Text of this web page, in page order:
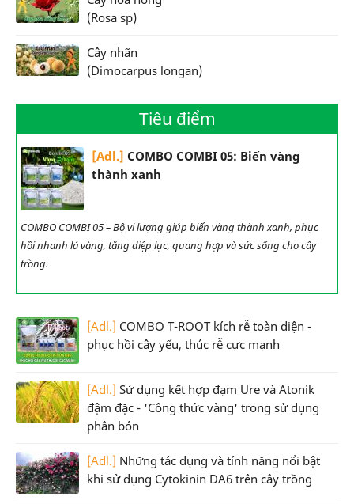
(Rosa sp)
Cây nhãn
(Dimocarpus longan)
Tiêu điểm
[Adl.] COMBO COMBI 05: Biến vàng
thành xanh
COMBO COMBI 05 – Bộ vi lượng giúp biến vàng thành xanh, phục
hồi nhanh lá vàng, tăng diệp lục, quang hợp và sức sống cho cây
trồng.
[Adl.] COMBO T-ROOT kích rễ toàn diện -
phục hồi cây yếu, thúc rễ cực mạnh
[Adl.] Sử dụng kết hợp đạm Ure và Atonik
đậm đặc - 'Công thức vàng' trong sử dụng
phân bón
[Adl.] Những tác dụng và tính năng nổi bật
khi sử dụng Cytokinin DA6 trên cây trồng